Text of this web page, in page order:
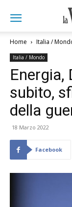
Home Italia /
Italia / Mondo
Energia,
subito,
della
18 Marzo 2022
Facebook